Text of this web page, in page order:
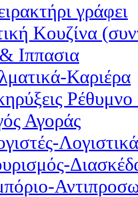
γράφει
Κουζίνα
Ιππασια
Καριέρα
Αγοράς